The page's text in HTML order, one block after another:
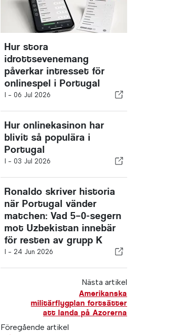
Hur stora
idrottsevenemang
påverkar intresset för
onlinespel i Portugal
I - 06 Jul 2026
Hur onlinekasinon har
blivit så populära i
Portugal
I - 03 Jul 2026
Ronaldo skriver historia
när Portugal vänder
matchen: Vad 5–0-segern
mot Uzbekistan innebär
för resten av grupp K
I - 24 Jun 2026
Nästa artikel
Amerikanska
militärflygplan fortsätter
att landa på Azorerna
Föregående artikel